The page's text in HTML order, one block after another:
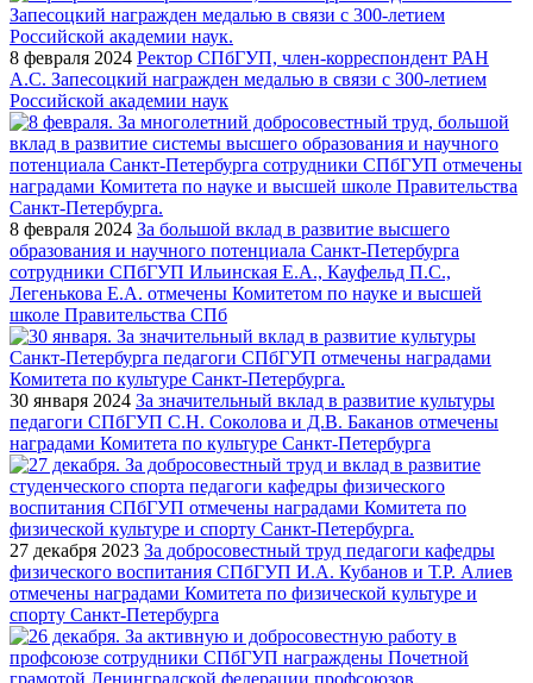
8 февраля 2024 Ректор СПбГУП, член-корреспондент РАН
А.С. Запесоцкий награжден медалью в связи с 300-летием
Российской академии наук
8 февраля 2024 За большой вклад в развитие высшего
образования и научного потенциала Санкт-Петербурга
сотрудники СПбГУП Ильинская Е.А., Кауфельд П.С.,
Легенькова Е.А. отмечены Комитетом по науке и высшей
школе Правительства СПб
30 января 2024 За значительный вклад в развитие культуры
педагоги СПбГУП С.Н. Соколова и Д.В. Баканов отмечены
наградами Комитета по культуре Санкт-Петербурга
27 декабря 2023 За добросовестный труд педагоги кафедры
физического воспитания СПбГУП И.А. Кубанов и Т.Р. Алиев
отмечены наградами Комитета по физической культуре и
спорту Санкт-Петербурга